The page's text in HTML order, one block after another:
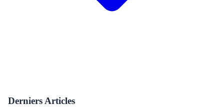
Derniers Articles